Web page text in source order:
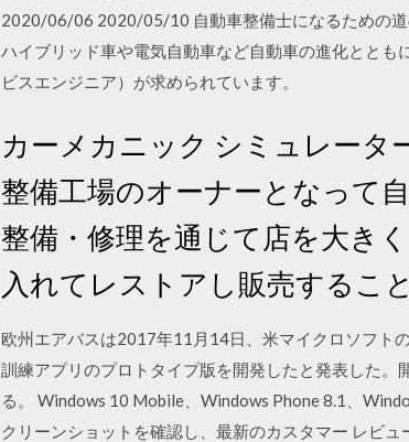
2020/06/06 2020/05/10 自動車整備士になるための道
ハイブリッド車や電気自動車など自動車の進化とと
ビスエンジニア）が求められています。
カーメカニック シミュレータ
整備工場のオーナーとなって
整備・修理を通じて店を大き
入れてレストアし販売するこ
欧州エアバスは2017年11月14日、米マイクロソフト
訓練アプリのプロトタイプ版を開発したと発表した
る。 Windows 10 Mobile、Windows Phone 8.1、
クリーンショットを確認し、最新のカスタマー レビ